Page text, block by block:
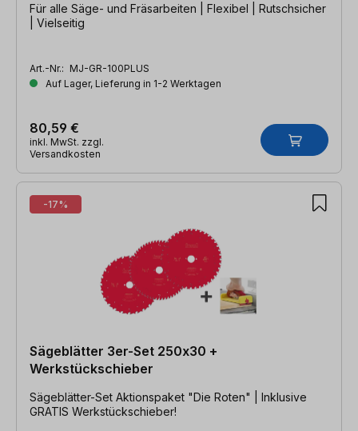
Für alle Säge- und Fräsarbeiten | Flexibel | Rutschsicher
| Vielseitig
Art.-Nr.: MJ-GR-100PLUS
Auf Lager, Lieferung in 1-2 Werktagen
80,59 €
inkl. MwSt. zzgl.
Versandkosten
-17%
Sägeblätter 3er-Set 250x30 +
Werkstückschieber
Sägeblätter-Set Aktionspaket "Die Roten" | Inklusive
GRATIS Werkstückschieber!